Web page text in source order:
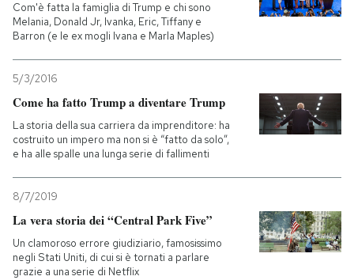
Com'è fatta la famiglia di Trump e chi sono
Melania, Donald Jr, Ivanka, Eric, Tiffany e
Barron (e le ex mogli Ivana e Marla Maples)
5/3/2016
Come ha fatto Trump a diventare Trump
La storia della sua carriera da imprenditore: ha
costruito un impero ma non si è “fatto da solo”,
e ha alle spalle una lunga serie di fallimenti
8/7/2019
La vera storia dei “Central Park Five”
Un clamoroso errore giudiziario, famosissimo
negli Stati Uniti, di cui si è tornati a parlare
grazie a una serie di Netflix